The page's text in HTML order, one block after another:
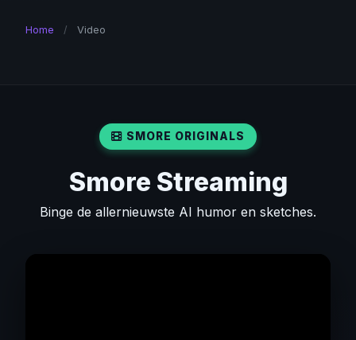
Home / Video
SMORE ORIGINALS
Smore Streaming
Binge de allernieuwste AI humor en sketches.